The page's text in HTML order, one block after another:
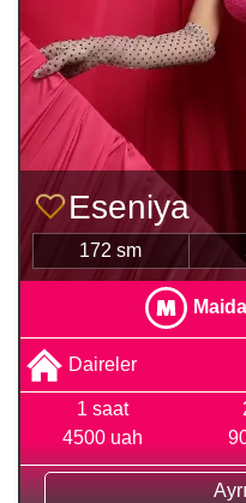
Eseniya
172 sm
Daireler
1 saat
4500 uah